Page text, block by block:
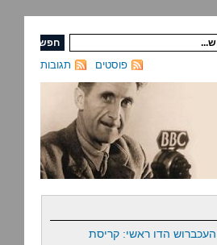
תגובות פוסטים
העכברוש הדו ראשי: קריסת